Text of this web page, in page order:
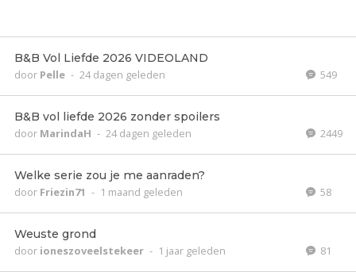
B&B Vol Liefde 2026 VIDEOLAND
door Pelle - 24 dagen geleden 549
B&B vol liefde 2026 zonder spoilers
door MarindaH - 24 dagen geleden 2449
Welke serie zou je me aanraden?
door Friezin71 - 1 maand geleden 58
Weuste grond
door ioneszoveelstekeer - 1 jaar geleden 81